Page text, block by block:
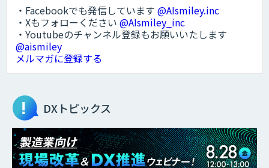
・Facebookでも発信しています @AIsmiley.inc
・Xもフォローください @AIsmiley_inc
・Youtubeのチャンネル登録もお願いいたします
@aismiley
メルマガに登録する
DXトピックス